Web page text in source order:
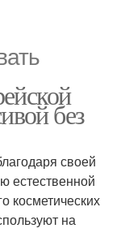
без
своей
естественной
косметических
на